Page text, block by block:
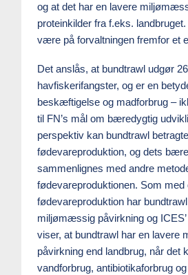
og at det har en lavere
proteinkilder fra f.eks.
være på forvaltningen fremfor et
Det anslås, at bundtrawl udgør
havfiskerifangster, og er en
beskæftigelse og madforbrug –
til FN’s mål om bæredygtig
perspektiv kan bundtrawl
fødevareproduktion, og dets
sammenlignes med andre
fødevareproduktionen. Som med
fødevareproduktion har
miljømæssig påvirkning og
viser, at bundtrawl har en lavere
påvirkning end landbrug, når det
vandforbrug, antibiotikaforbrug